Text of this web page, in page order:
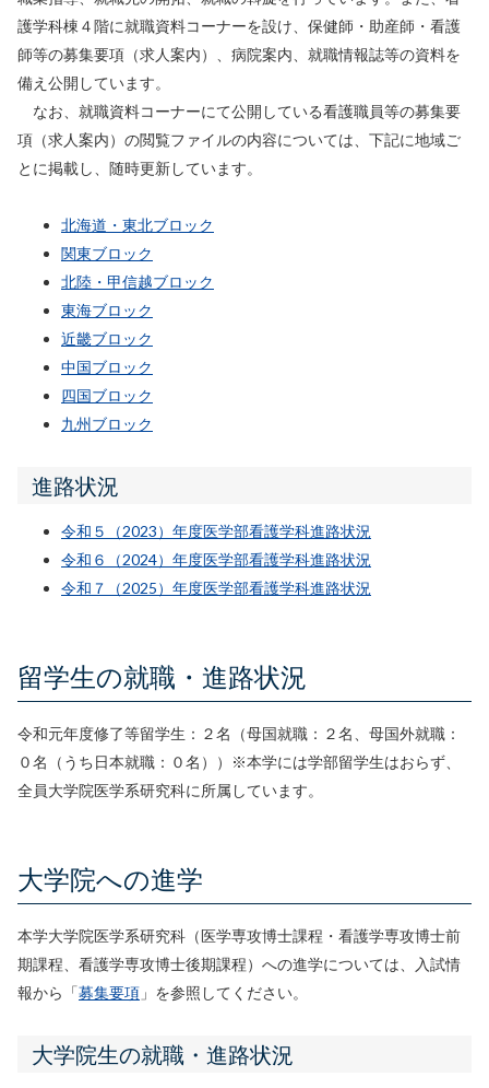
護学科棟４階に就職資料コーナーを設け、保健師・助産師・看護
師等の募集要項（求人案内）、病院案内、就職情報誌等の資料を
備え公開しています。
なお、就職資料コーナーにて公開している看護職員等の募集要
項（求人案内）の閲覧ファイルの内容については、下記に地域ご
とに掲載し、随時更新しています。
北海道・東北ブロック
関東ブロック
北陸・甲信越ブロック
東海ブロック
近畿ブロック
中国ブロック
四国ブロック
九州ブロック
進路状況
令和５（2023）年度医学部看護学科進路状況
令和６（2024）年度医学部看護学科進路状況
令和７（2025）年度医学部看護学科進路状況
留学生の就職・進路状況
令和元年度修了等留学生：２名（母国就職：２名、母国外就職：
０名（うち日本就職：０名））※本学には学部留学生はおらず、
全員大学院医学系研究科に所属しています。
大学院への進学
本学大学院医学系研究科（医学専攻博士課程・看護学専攻博士前
期課程、看護学専攻博士後期課程）への進学については、入試情
報から「募集要項 」を参照してください。
大学院生の就職・進路状況